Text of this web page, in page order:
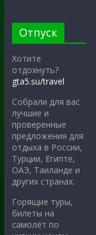
Отпуск
Хотите
отдохнуть?
gta5.su/travel
Собрали для вас
лучшие и
проверенные
предложения для
отдыха в России,
Турции, Египте,
ОАЭ, Таиланде и
других странах.
Горящие туры,
билеты на
самолёт по